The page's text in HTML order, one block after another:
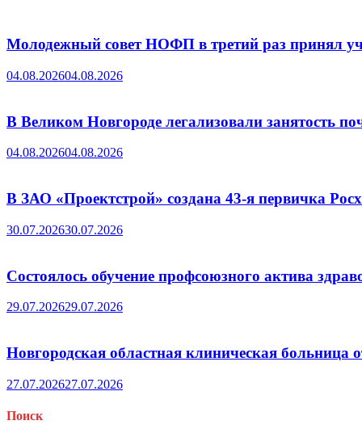
Молодежный совет НОФП в третий раз принял
04.08.202604.08.2026
В Великом Новгороде легализовали занятость
04.08.202604.08.2026
В ЗАО «Проектстрой» создана 43-я первичка
30.07.202630.07.2026
Состоялось обучение профсоюзного актива
29.07.202629.07.2026
Новгородская областная клиническая больница
27.07.202627.07.2026
Поиск